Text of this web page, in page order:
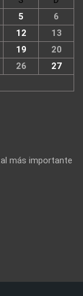
5
6
12
13
19
20
26
27
más importante